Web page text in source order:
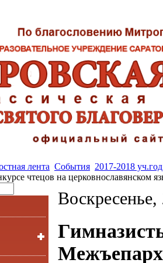
лента События 2017-2018 уч.год
чтецов на церковнославянском